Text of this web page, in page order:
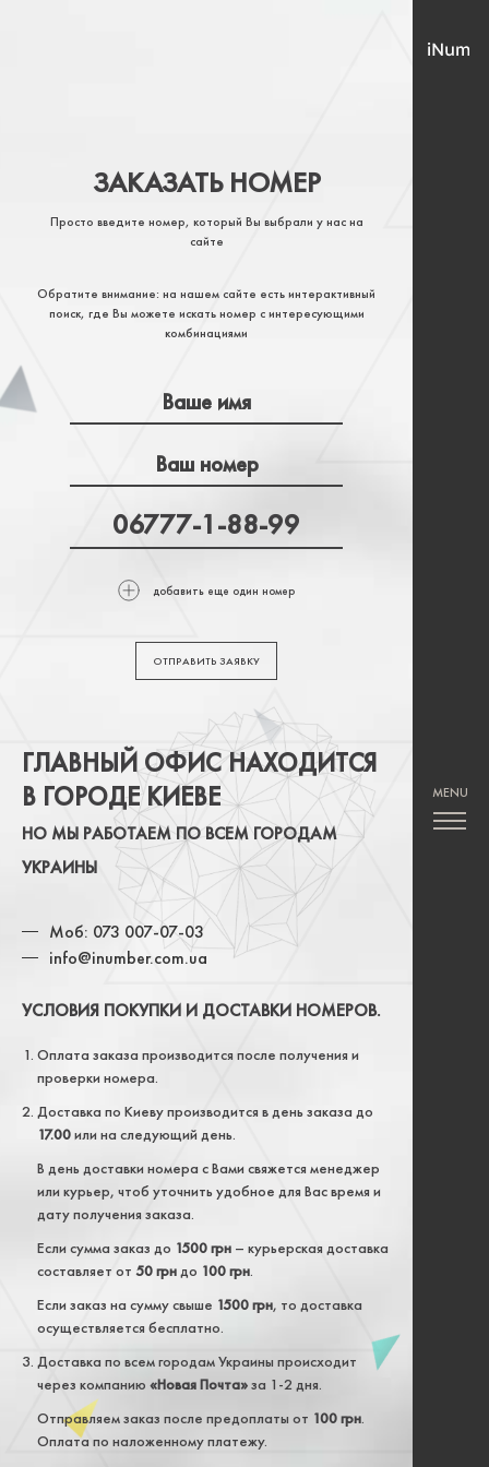
ЗАКАЗАТЬ НОМЕР
Просто введите номер, который Вы выбрали у нас на
сайте
Обратите внимание: на нашем сайте есть интерактивный
поиск, где Вы можете искать номер с интересующими
комбинациями
добавить еще один номер
ОТПРАВИТЬ ЗАЯВКУ
ГЛАВНЫЙ ОФИС НАХОДИТСЯ
В ГОРОДЕ КИЕВЕ
НО МЫ РАБОТАЕМ ПО ВСЕМ ГОРОДАМ
УКРАИНЫ
Моб: 073 007-07-03
info@inumber.com.ua
УСЛОВИЯ ПОКУПКИ И ДОСТАВКИ НОМЕРОВ.
Оплата заказа производится после получения и
проверки номера.
Доставка по Киеву производится в день заказа до
17.00или на следующий день.
В день доставки номера с Вами свяжется менеджер
или курьер, чтоб уточнить удобное для Вас время и
дату получения заказа.
Если сумма заказ до 1500 грн – курьерская доставка
составляет от 50 грндо 100 грн.
Если заказ на сумму свыше 1500 грн, то доставка
осуществляется бесплатно.
Доставка по всем городам Украины происходит
через компанию «Новая Почта»за 1-2 дня.
Отправляем заказ после предоплаты от 100 грн.
Оплата по наложенному платежу.